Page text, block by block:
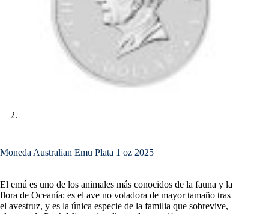
Moneda Australian Emu Plata 1 oz 2025
El emú es uno de los animales más conocidos de la fauna y la
flora de Oceanía: es el ave no voladora de mayor tamaño tras
el avestruz, y es la única especie de la familia que sobrevive,